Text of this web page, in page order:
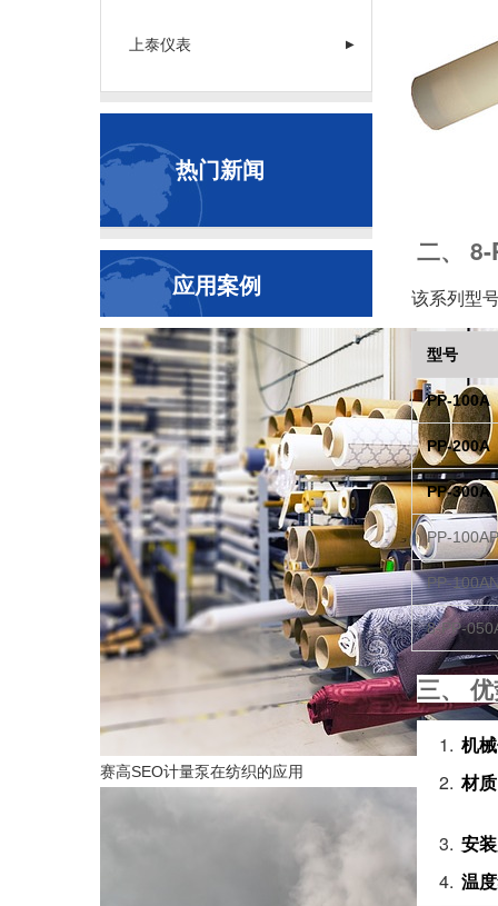
上泰仪表 ▶
热门新闻
应用案例
赛高SEO计量泵在纺织的应用
二、
该系列型
型号
PP-100A
PP-200A
PP-300A
PP-100AP
PP-
8-PP-
三、
机
材质
安
温